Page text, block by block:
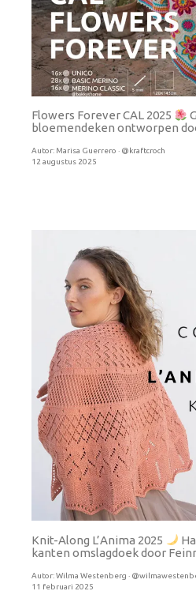
Flowers Forever CAL 2025
bloemendeken ontworpen
Autor: Marisa Guerrero · @kraftcroch
12 augustus 2025
Knit-Along L’Anima 2025
kanten omslagdoek door
Autor:Wilma Westenberg ·
11 februari 2025